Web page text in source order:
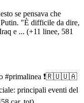
se pensava che
"È difficile da dire,
e ... (+11 linee, 581
#primalinea ❗️🇷🇺🇺🇦
principali eventi del